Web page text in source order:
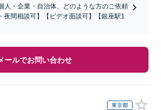
人・企業・自治体、どのような方のご依頼
夜間相談可】【ビデオ面談可】【銀座駅1
ールでお問い合わせ
東京都